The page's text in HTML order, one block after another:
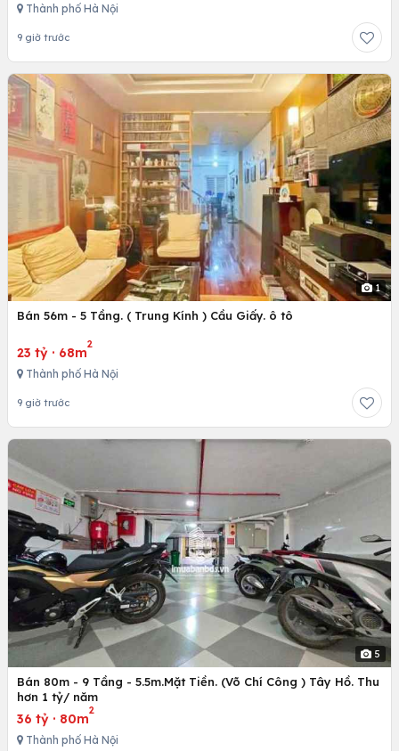
Thành phố Hà Nội
9 giờ trước
1
Bán 56m - 5 Tầng. ( Trung Kính ) Cầu Giấy. ô tô
23 tỷ · 68m
2
Thành phố Hà Nội
9 giờ trước
5
Bán 80m - 9 Tầng - 5.5m.Mặt Tiền. (Võ Chí Công ) Tây Hồ. Thu
hơn 1 tỷ/ năm
36 tỷ · 80m
2
Thành phố Hà Nội